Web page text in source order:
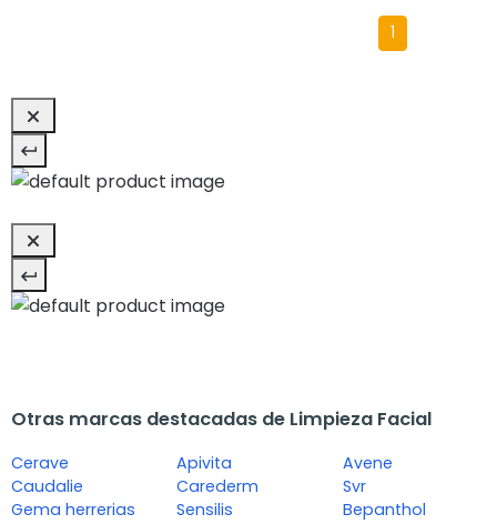
1
Otras marcas destacadas de Limpieza Facial
Cerave
Caudalie
Gema herrerias
Apivita
Carederm
Sensilis
Avene
Svr
Bepanthol